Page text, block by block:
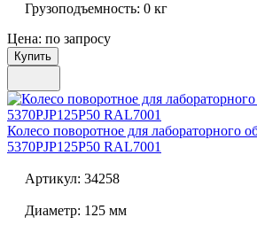
Грузоподъемность: 0 кг
Цена: по запросу
Купить
Колесо поворотное для лабораторного
5370PJP125P50 RAL7001
Артикул: 34258
Диаметр: 125 мм